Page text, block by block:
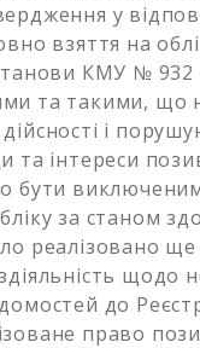
у
взяття на
КМУ № 932
та такими, що
і
та інтереси
бути
за станом
реалізовано ще
щодо
до
право